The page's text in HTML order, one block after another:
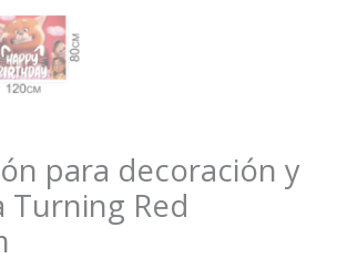
para decoración y
Red